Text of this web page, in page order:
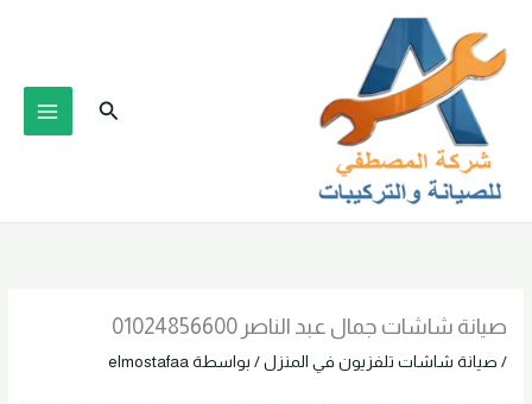
المحتوى
البحث
صيانة شاشات جمال عبد الناصر 01024856600
/ صيانة شاشات تلفزيون في المنزل / بواسطة elmostafaa